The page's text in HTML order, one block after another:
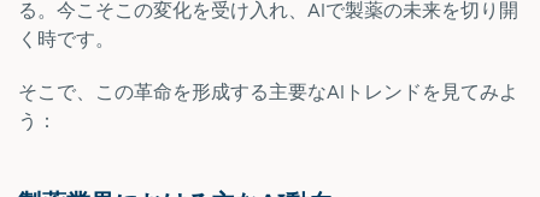
る。今こそこの変化を受け入れ、AIで製薬の未来を切り開
く時です。
そこで、この革命を形成する主要なAIトレンドを見てみよ
う：